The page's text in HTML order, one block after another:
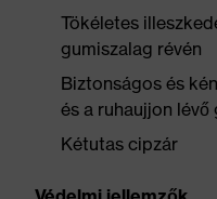
Tökéletes
gumiszalag révén
Biztonságos és
és a ruhaujjon
Kétutas cipzár